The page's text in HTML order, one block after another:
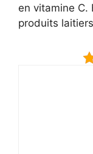
en vitamine C.
produits